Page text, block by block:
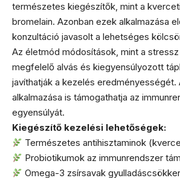
természetes kiegészítők, mint a
bromelain. Azonban ezek alkalmazása
konzultáció javasolt a lehetséges
Az életmód módosítások, mint a
megfelelő alvás és kiegyensúlyozott
javíthatják a kezelés eredményességét.
alkalmazása is támogathatja az
egyensúlyát.
Kiegészítő kezelési lehetőségek:
Természetes antihisztaminok
Probiotikumok az immunrendszer
Omega-3 zsírsavak